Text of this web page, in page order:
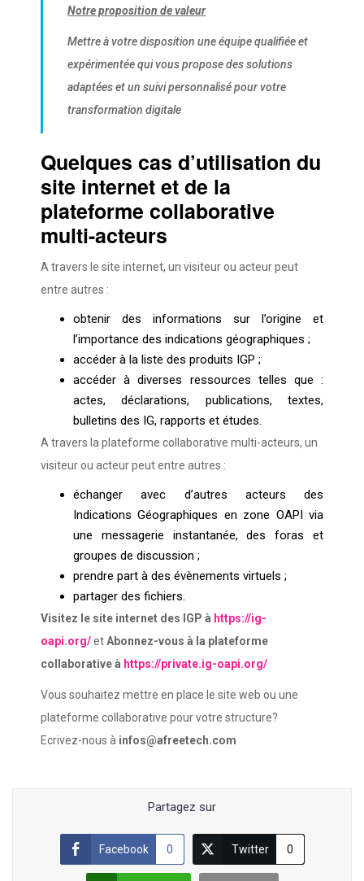
Notre proposition de valeur
Mettre à votre disposition une équipe qualifiée et
expérimentée qui vous propose des solutions
adaptées et un suivi personnalisé pour votre
transformation digitale
Quelques cas d’utilisation du
site internet et de la
plateforme collaborative
multi-acteurs
A travers le site internet, un visiteur ou acteur peut
entre autres :
obtenir des informations sur l’origine et
l’importance des indications géographiques ;
accéder à la liste des produits IGP ;
accéder à diverses ressources telles que :
actes, déclarations, publications, textes,
bulletins des IG, rapports et études.
A travers la plateforme collaborative multi-acteurs, un
visiteur ou acteur peut entre autres :
échanger avec d’autres acteurs des
Indications Géographiques en zone OAPI via
une messagerie instantanée, des foras et
groupes de discussion ;
prendre part à des évènements virtuels ;
partager des fichiers.
Visitez le site internet des IGP à https://ig-
oapi.org/etAbonnez-vous à la plateforme
collaborativeà https://private.ig-oapi.org/
Vous souhaitez mettre en place le site web ou une
plateforme collaborative pour votre structure?
Ecrivez-nous à infos@afreetech.com
Partagez sur
Facebook 0 Twitter 0